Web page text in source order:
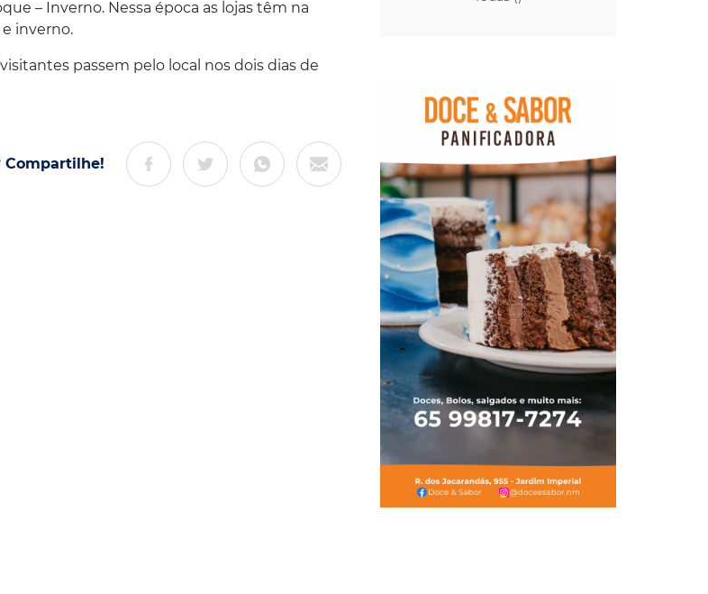
– Inverno. Nessa época as lojas têm na
inverno.
passem pelo local nos dois dias de
Compartilhe!